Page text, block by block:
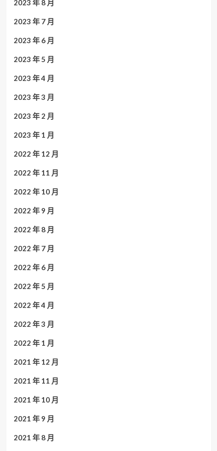
2023 年 8 月
2023 年 7 月
2023 年 6 月
2023 年 5 月
2023 年 4 月
2023 年 3 月
2023 年 2 月
2023 年 1 月
2022 年 12 月
2022 年 11 月
2022 年 10 月
2022 年 9 月
2022 年 8 月
2022 年 7 月
2022 年 6 月
2022 年 5 月
2022 年 4 月
2022 年 3 月
2022 年 1 月
2021 年 12 月
2021 年 11 月
2021 年 10 月
2021 年 9 月
2021 年 8 月